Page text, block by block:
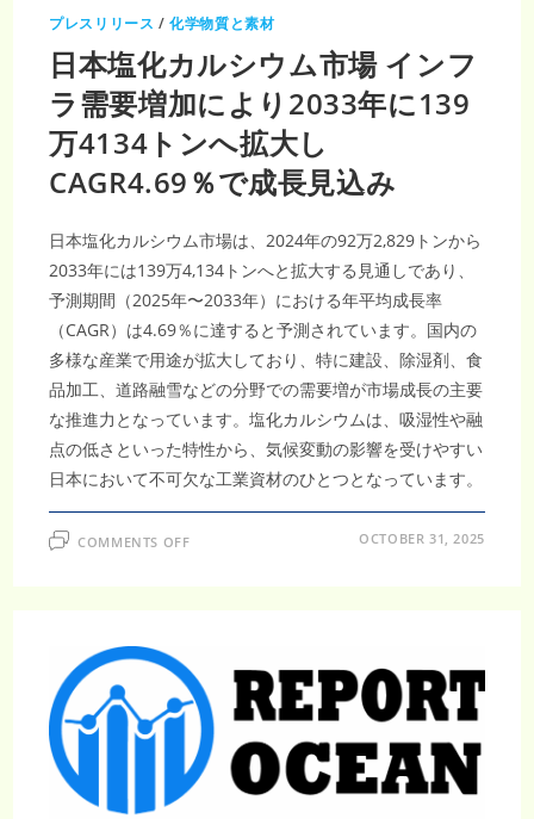
プレスリリース /化学物質と素材
日本塩化カルシウム市場 インフ
ラ需要増加により2033年に139
万4134トンへ拡大し
CAGR4.69％で成長見込み
日本塩化カルシウム市場は、2024年の92万2,829トンから
2033年には139万4,134トンへと拡大する見通しであり、
予測期間（2025年〜2033年）における年平均成長率
（CAGR）は4.69％に達すると予測されています。国内の
多様な産業で用途が拡大しており、特に建設、除湿剤、食
品加工、道路融雪などの分野での需要増が市場成長の主要
な推進力となっています。塩化カルシウムは、吸湿性や融
点の低さといった特性から、気候変動の影響を受けやすい
日本において不可欠な工業資材のひとつとなっています。
COMMENTS OFFON
ム
市
場
イ
ン
フ
ラ
需
OCTOBER 31, 2025